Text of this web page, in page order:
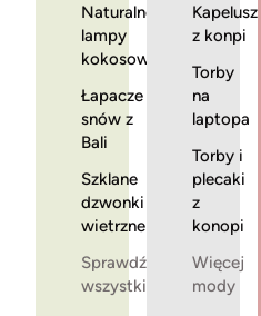
Naturalne
lampy
kokosowe
Łapacze
snów z
Bali
Szklane
dzwonki
wietrzne
Sprawdź
wszystkie
Kapelusze
z konpi
Torby
na
laptopa
Torby i
plecaki
z
konopi
Więcej
mody